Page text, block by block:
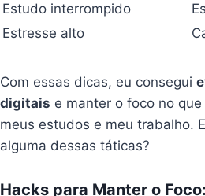
Estudo interrompido
Estresse alto
Com essas dicas, eu consegui
digitais e manter o foco no
meus estudos e meu trabalho.
alguma dessas táticas?
Hacks para Manter o